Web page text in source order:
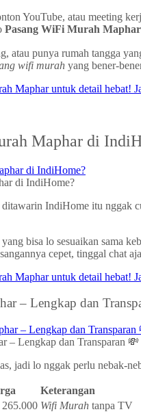
YouTube, atau meeting
Pasang WiFi Murah Maphar
atau punya rumah tangga
wifi murah yang bener-
Maphar di
di IndiHome?
IndiHome itu nggak
bisa lo sesuaikan sama
cepet, tinggal chat
– Lengkap dan
– Lengkap dan Transparan 💸
jadi lo nggak perlu nebak-
Keterangan
Wifi Murah tanpa TV